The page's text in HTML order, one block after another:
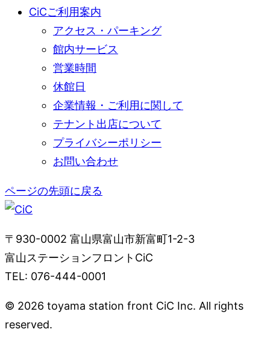
CiCご利用案内
アクセス・パーキング
館内サービス
営業時間
休館日
企業情報・ご利用に関して
テナント出店について
プライバシーポリシー
お問い合わせ
ページの先頭に戻る
〒930-0002 富山県富山市新富町1-2-3
富山ステーションフロントCiC
TEL: 076-444-0001
© 2026 toyama station front CiC Inc. All rights
reserved.